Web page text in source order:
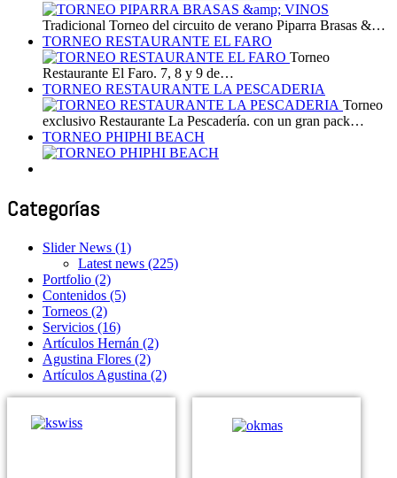
Tradicional Torneo del circuito de verano Piparra Brasas &…
TORNEO RESTAURANTE EL FARO
Torneo
Restaurante El Faro. 7, 8 y 9 de…
TORNEO RESTAURANTE LA PESCADERIA
Torneo
exclusivo Restaurante La Pescadería. con un gran pack…
TORNEO PHIPHI BEACH
Categorías
Slider News (1)
Latest news (225)
Portfolio (2)
Contenidos (5)
Torneos (2)
Servicios (16)
Artículos Hernán (2)
Agustina Flores (2)
Artículos Agustina (2)